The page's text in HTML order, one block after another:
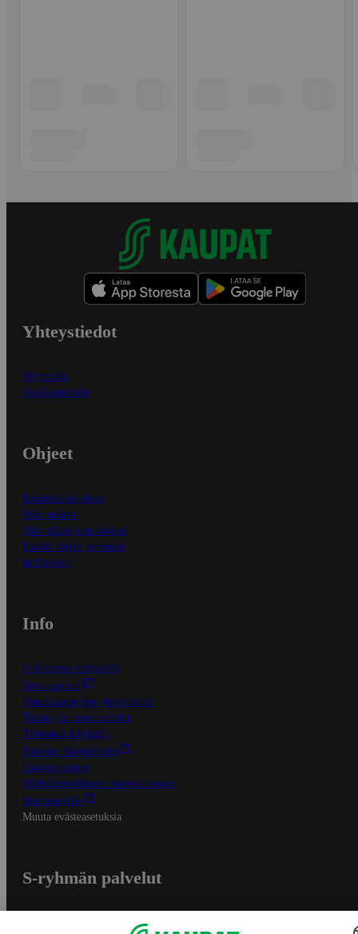
Yhteystiedot
Myymälät
Asiakaspalvelu
Ohjeet
Ensitilaajan ohjeet
Näin maksat
Näin tilaat ja muokkaat
Kaikki ohjeet ja vinkit
In English
Info
S-Business yrityksille
Oiva-raportit
Osuuskauppojen yhteystiedot
Tilaus- ja toimitusehdot
Tietosuojakäytäntö
Palvelun käyttöehdot
Saavutettavuus
Mobiilisovelluksen saavutettavuus
Mainostajalle
Muuta evästeasetuksia
S-ryhmän palvelut